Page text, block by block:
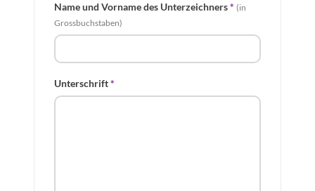
Name und Vorname des Unterzeichners* (in
Grossbuchstaben)
Unterschrift*